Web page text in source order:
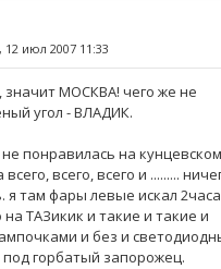
12 июл 2007 11:33
значит МОСКВА! чего же не
угол - ВЛАДИК.
понравилась на кунцевском
всего, всего и .........
я там фары левые искал
ТАЗикик и такие и такие и
и без и
горбатый запорожец.